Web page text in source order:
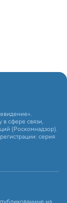
сфере связи,
(Роскомнадзор).
серия
на